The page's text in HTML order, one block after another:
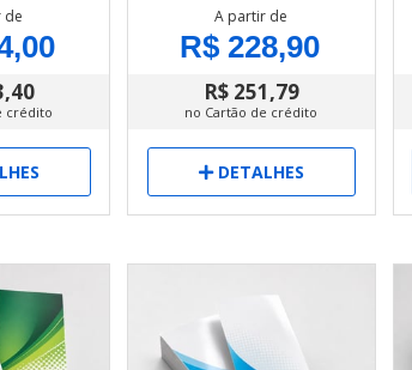
de
crédito
A partir de
R$ 228,90
R$ 251,79
no Cartão de crédito
DETALHES